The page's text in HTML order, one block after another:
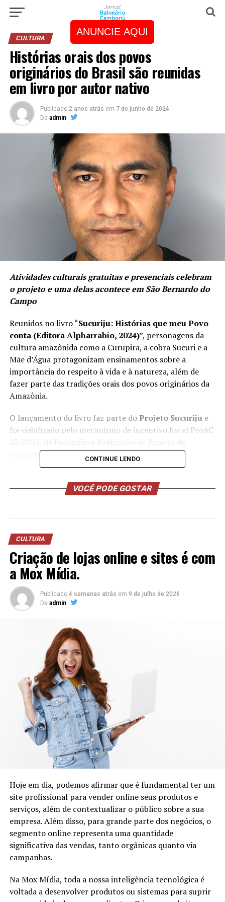
ANUNCIE AQUI
CULTURA
Histórias orais dos povos
originários do Brasil são reunidas
em livro por autor nativo
Publicado 2 anos atrás em 7 de junho de 2024
De admin
Atividades culturais gratuitas e presenciais celebram
o projeto e uma delas acontece em São Bernardo do
Campo
Reunidos no livro “Sucuriju: Histórias que meu Povo
conta (Editora Alpharrabio, 2024)”, personagens da
cultura amazônida como a Curupira, a cobra Sucuri e a
Mãe d’Água protagonizam ensinamentos sobre a
importância do respeito à vida e à natureza, além de
fazer parte das tradições orais dos povos originários da
Amazônia.
O lançamento do livro faz parte doProjeto Sucurijue
foi viabilizado pelo mecanismo de incentivo fiscal ProAC
Incentivo à Leitura.
dia 14 de junho terá uma apresentação na Biblioteca
Ronny vai conduzir uma oficina de escrita no dia 15/06,
apresentar uma live sobre o projeto no dia 21/06 no
canal do projeto Sucuriju no YouTube. Ambas as
CONTINUE LENDO
VOCÊ PODE GOSTAR
CULTURA
Criação de lojas online e sites é com
a Mox Mídia.
Publicado 4 semanas atrás em 9 de julho de 2026
De admin
Hoje em dia, podemos afirmar que é fundamental ter um
site profissional para vender online seus produtos e
serviços, além de contextualizar o público sobre a sua
empresa. Além disso, para grande parte dos negócios, o
segmento online representa uma quantidade
significativa das vendas, tanto orgânicas quanto via
campanhas.
Na Mox Mídia, toda a nossa inteligência tecnológica é
voltada a desenvolver produtos ou sistemas para suprir